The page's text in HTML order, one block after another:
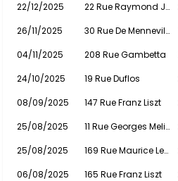
22/12/2025
22 Rue Raymond Joly
26/11/2025
30 Rue De Menneville
04/11/2025
208 Rue Gambetta
24/10/2025
19 Rue Duflos
08/09/2025
147 Rue Franz Liszt
25/08/2025
11 Rue Georges Melies
25/08/2025
169 Rue Maurice Lemaire
06/08/2025
165 Rue Franz Liszt